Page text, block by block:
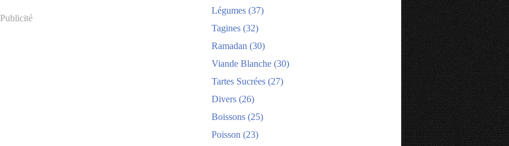
Publicité
Légumes (37)
Tagines (32)
Ramadan (30)
Viande Blanche (30)
Tartes Sucrées (27)
Divers (26)
Boissons (25)
Poisson (23)